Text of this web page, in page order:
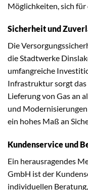
Möglichkeiten, sich für
Sicherheit und
Die
die Stadtwerke
umfangreiche
Infrastruktur sorgt das
Lieferung von Gas an
und
ein hohes Maß an
Kundenservice und
Ein herausragendes
GmbH ist der
individuellen